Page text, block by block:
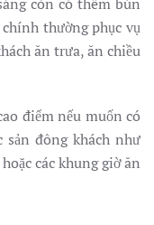
thường phục vụ
ăn trưa, ăn chiều
điểm nếu muốn có
sản đông khách như
các khung giờ ăn